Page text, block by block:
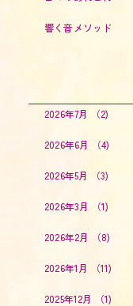
響く音メソッド
2026年7月 （2)
2026年6月 （4)
2026年5月 （3)
2026年3月 （1)
2026年2月 （8)
2026年1月 （11)
2025年12月 （1)